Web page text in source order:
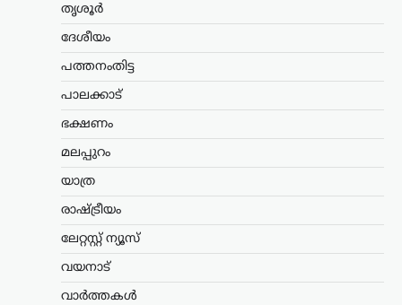
തൃശൂർ
ദേശീയം
പത്തനംതിട്ട
പാലക്കാട്
ഭക്ഷണം
മലപ്പുറം
യാത്ര
രാഷ്ട്രീയം
ലേറ്റസ്റ്റ് ന്യൂസ്
വയനാട്
വാർത്തകൾ
സെർജിയോ ഗോറുമായി മുഖ്യമന്ത്രി
കൊച്ചിയിലെ ഒരു സ്വകാര്യ ഹോട്ടലിൽ
നടന്ന കൂടിക്കാഴ്ചയിൽ ചീഫ്
ആലപിക്കേണ്ടതില്ല
എന്നാണ് നിലപാട് ;
പ്രതികരിച്ച് പി.കെ.
കുഞ്ഞാലിക്കുട്ടി
ന്യൂസ് ഡെസ്ക്
ഓഗസ്റ്റ്‌ 8, 2026